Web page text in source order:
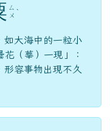
ㄙ
ㄨ ˋ
如大海中的一粒小
（華）一現」：
容事物出現不久